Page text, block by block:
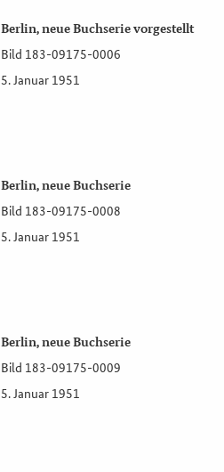
Berlin, neue Buchserie vorgestellt
Bild 183-09175-0006
5. Januar 1951
Berlin, neue Buchserie
Bild 183-09175-0008
5. Januar 1951
Berlin, neue Buchserie
Bild 183-09175-0009
5. Januar 1951